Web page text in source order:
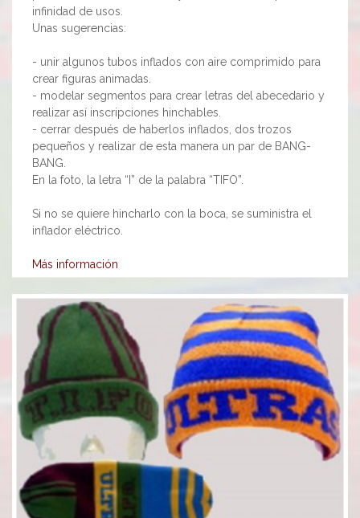
infinidad de usos.
Unas sugerencias:
- unir algunos tubos inflados con aire comprimido para
crear figuras animadas.
- modelar segmentos para crear letras del abecedario y
realizar así inscripciones hinchables.
- cerrar después de haberlos inflados, dos trozos
pequeños y realizar de esta manera un par de BANG-
BANG.
En la foto, la letra “I” de la palabra “TIFO”.
Si no se quiere hincharlo con la boca, se suministra el
inflador eléctrico.
Más información